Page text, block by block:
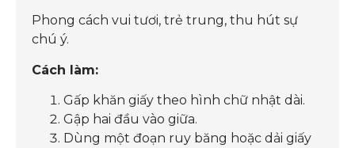
Phong cách vui tươi, trẻ trung, thu hút sự
chú ý.
Cách làm:
Gấp khăn giấy theo hình chữ nhật dài.
Gập hai đầu vào giữa.
Dùng một đoạn ruy băng hoặc dải giấy